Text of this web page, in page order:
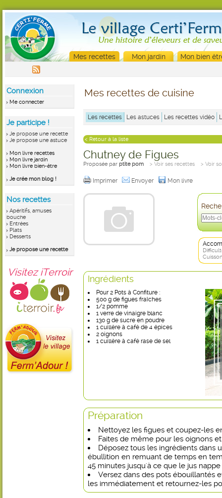
Mes recettes Mon jardin Mon bien
Connexion
Me connecter
Je participe !
Je propose une recette
Je propose une astuce
Mon livre recettes
Mon livre jardin
Mon livre bien-être
Je crée mon blog !
Nos recettes
Apéritifs, amuses
bouche
Entrées
Plats
Desserts
Je propose une recette
Visitez iTerroir
Mes recettes de cuisine
Les recettes Les astuces Les recettes vidéo
< Retour à la liste
Chutney de Figues
Proposée par ptite pom > Voir ses recettes > Voir
Imprimer Envoyer Mon livre
Ingrédients
Pour 2 Pots à Confiture :
500 g de figues fraîches
1/2 pomme
1 verre de vinaigre blanc
130 g de sucre en poudre
1 cuillère à café de 4 épices
2 oignons
1 cuillère à café rase de sel
Préparation
Nettoyez les figues et coupez-les
Faites de même pour les oignons
Déposez tous les ingrédients dans
ébullition en remuant de temps en
45 minutes jusqu'à ce que le jus
Versez dans des pots ébouillantés
les immédiatement et retournez-les